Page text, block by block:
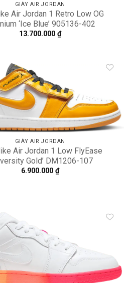
GIÀY AIR JORDAN
Air Jordan 1 Retro Low OG
‘Ice Blue’ 905136-402
13.700.000 ₫
wishlist
GIÀY AIR JORDAN
Air Jordan 1 Low FlyEase
Gold’ DM1206-107
6.900.000 ₫